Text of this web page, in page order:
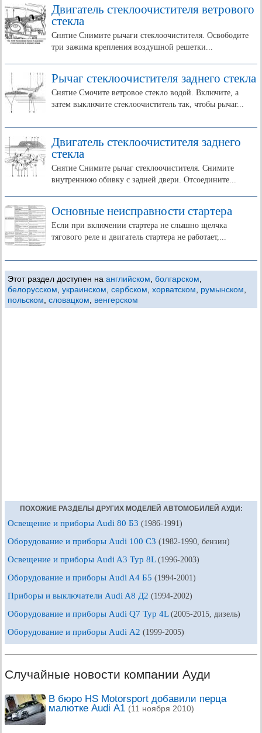
Двигатель стеклоочистителя ветрового
стекла
Снятие Снимите рычаги стеклоочистителя. Освободите
три зажима крепления воздушной решетки...
Рычаг стеклоочистителя заднего стекла
Снятие Смочите ветровое стекло водой. Включите, а
затем выключите стеклоочиститель так, чтобы рычаг...
Двигатель стеклоочистителя заднего
стекла
Снятие Снимите рычаг стеклоочистителя. Снимите
внутреннюю обивку с задней двери. Отсоедините...
Основные неисправности стартера
Если при включении стартера не слышно щелчка
тягового реле и двигатель стартера не работает,...
Этот раздел доступен на английском болгарском
белорусском украинском сербском хорватском румынском
польском словацком венгерском
ПОХОЖИЕ РАЗДЕЛЫ ДРУГИХ МОДЕЛЕЙ АВТОМОБИЛЕЙ АУДИ:
Освещение и приборы Audi 80 Б3 (1986-1991)
Оборудование и приборы Audi 100 С3 (1982-1990, бензин)
Освещение и приборы Audi A3 Typ 8L (1996-2003)
Оборудование и приборы Audi A4 Б5 (1994-2001)
Приборы и выключатели Audi A8 Д2 (1994-2002)
Оборудование и приборы Audi Q7 Typ 4L (2005-2015, дизель)
Оборудование и приборы Audi А2 (1999-2005)
Случайные новости компании Ауди
В бюро HS Motorsport добавили перца
малютке Audi A1 (11 ноября 2010)